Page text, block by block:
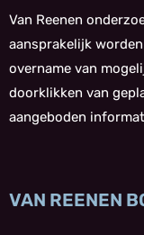
Van Reenen
aansprakelijk
overname van
doorklikken van
aangeboden
VAN REENEN